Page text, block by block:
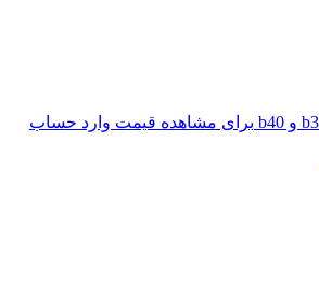
برای مشاهده قیمت وارد حساب